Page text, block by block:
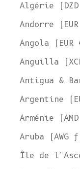
Andorre
Angola (EUR
Anguilla
Antigua &
Argentine
Arménie
Aruba (AWG
Île de